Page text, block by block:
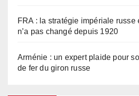
FRA : la stratégie impériale russe
n’a pas changé depuis 1920
Arménie : un expert plaide pour
de fer du giron russe